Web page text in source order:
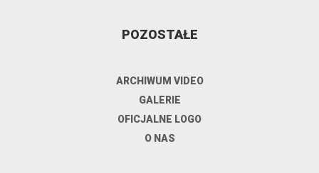
POZOSTAŁE
ARCHIWUM VIDEO
GALERIE
OFICJALNE LOGO
O NAS